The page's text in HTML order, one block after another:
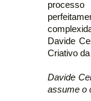
processo
Davide
Criativo da
Davide
assume o